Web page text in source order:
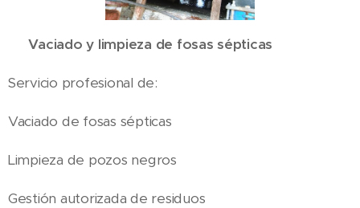
✅ Vaciado y limpieza de fosas sépticas
Servicio profesional de:
Vaciado de fosas sépticas
Limpieza de pozos negros
Gestión autorizada de residuos